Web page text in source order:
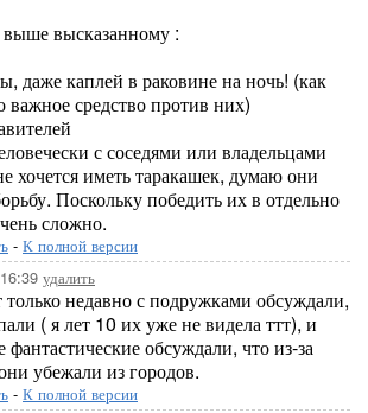
высказанному :
даже каплей в раковине на ночь! (как
важное средство против них)
с соседями или владельцами
хочется иметь таракашек, думаю они
Поскольку победить их в отдельно
сложно.
- К полной версии
удалить
недавно с подружками обсуждали,
( я лет 10 их уже не видела ттт), и
фантастические обсуждали, что из-за
убежали из городов.
- К полной версии